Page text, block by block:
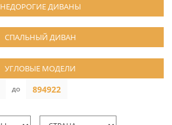
НЕДОРОГИЕ ДИВАНЫ
СПАЛЬНЫЙ ДИВАН
УГЛОВЫЕ МОДЕЛИ
до